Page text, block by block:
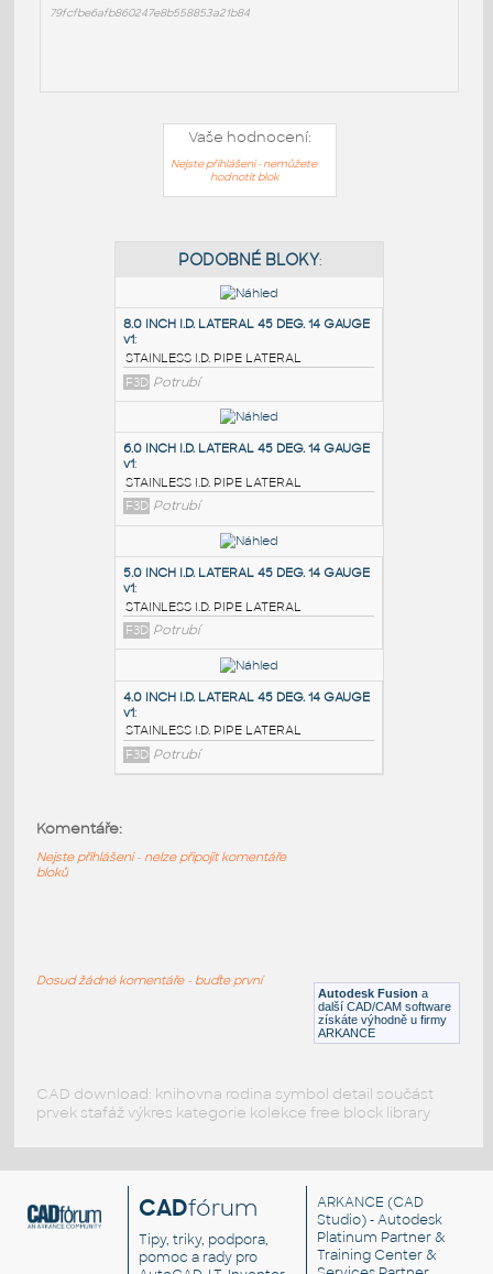
79fcfbe6afb860247e8b558853a21b84
Vaše hodnocení:
Nejste přihlášeni - nemůžete
hodnotit blok
PODOBNÉ BLOKY:
8.0 INCH I.D. LATERAL 45 DEG. 14 GAUGE
v1:
STAINLESS I.D. PIPE LATERAL
F3D Potrubí
6.0 INCH I.D. LATERAL 45 DEG. 14 GAUGE
STAINLESS I.D. PIPE LATERAL
F3D Potrubí
STAINLESS I.D. PIPE LATERAL
Autodesk Fusion a
další CAD/CAM software
získáte výhodně u firmy
ARKANCE
Komentáře:
Nejste přihlášeni - nelze připojit komentáře
bloků
Dosud žádné komentáře - buďte první
CAD download: knihovna rodina symbol detail součást
prvek stafáž výkres kategorie kolekce free block library
CADfórum
Tipy, triky, podpora,
pomoc a rady pro
ARKANCE (CAD
Studio) - Autodesk
Platinum Partner &
Training Center &